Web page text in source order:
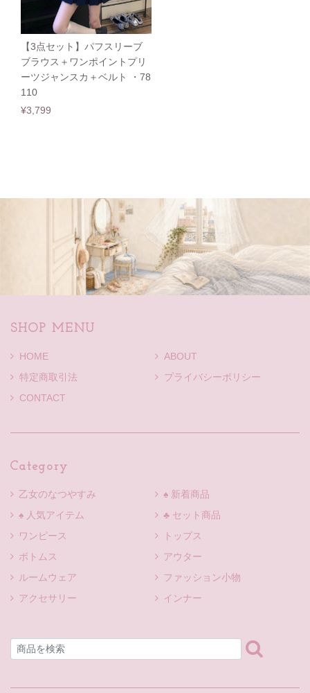
【3点セット】パフスリーブ
ブラウス＋ワンポイントプリ
ーツジャンスカ＋ベルト ・78
110
¥3,799
SHOP MENU
HOME
ABOUT
特定商取引法
プライバシーポリシー
CONTACT
Category
乙女のなつやすみ
♠ 新着商品
♠ 人気アイテム
♣ セット商品
ワンピース
トップス
ボトムス
アウター
ルームウェア
ファッション小物
アクセサリー
インナー